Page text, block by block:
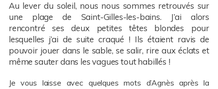
Au lever du soleil, nous nous sommes retrouvés sur
une plage de Saint-Gilles-les-bains. J’ai alors
rencontré ses deux petites têtes blondes pour
lesquelles j’ai de suite craqué ! Ils étaient ravis de
pouvoir jouer dans le sable, se salir, rire aux éclats et
même sauter dans les vagues tout habillés !
Je vous laisse avec quelques mots d’Agnès après la